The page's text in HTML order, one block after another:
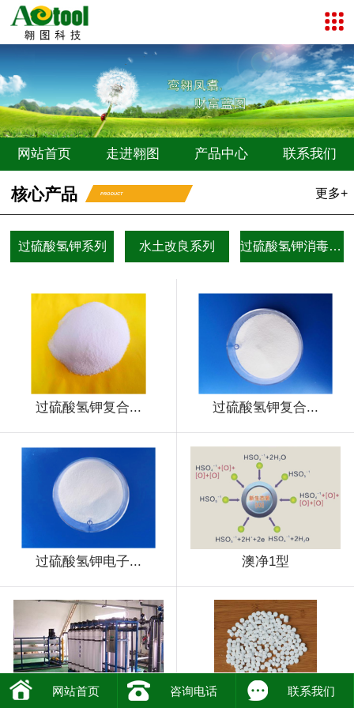
网站首页 走进翱图 产品中心 联系我们
更多+
核心产品 PRODUCT
过硫酸氢钾系列 水土改良系列 过硫酸氢钾消毒剂系列
过硫酸氢钾复合... 过硫酸氢钾复合...
过硫酸氢钾电子... 澳净1型
网站首页 咨询电话 联系我们